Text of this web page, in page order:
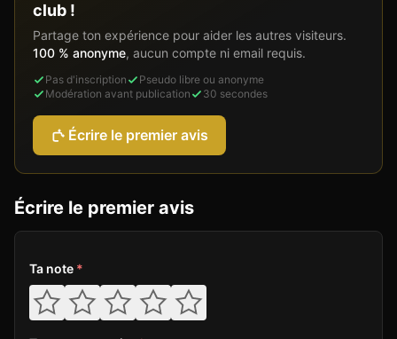
club !
Partage ton expérience pour aider les autres visiteurs.
100 % anonyme, aucun compte ni email requis.
Pas d'inscription
Pseudo libre ou anonyme
Modération avant publication
30 secondes
Écrire le premier avis
Écrire le premier avis
Ta note *